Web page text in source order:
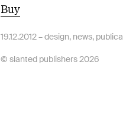
Buy
19.12.2012 –design, news,
© slanted publishers 2026